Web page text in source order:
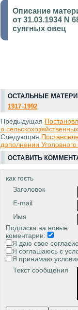
Описание
от 31.03.1934 N
суягных овец
ОСТАЛЬНЫЕ
1917-1992
Предыдущая
о
Следующая
дополнении
ОСТАВИТЬ
как гость
Заголовок
E-mail
Имя
Подписка на новые
коментарии:
Я даю свое
Я соглашаюсь с
Я принимаю
Текст сообщения